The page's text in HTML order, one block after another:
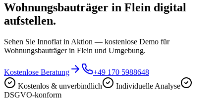
Wohnungsbauträger in Flein digital
aufstellen.
Sehen Sie Innoflat in Aktion — kostenlose Demo für
Wohnungsbauträger in Flein und Umgebung.
Kostenlose Beratung
+49 170 5988648
Kostenlos & unverbindlich
Individuelle Analyse
DSGVO-konform